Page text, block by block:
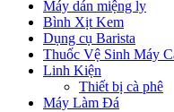
Máy dán miệng ly
Bình Xịt Kem
Dụng cụ Barista
Thuốc Vệ Sinh Máy
Linh Kiện
Thiết bị cà phê
Máy Làm Đá